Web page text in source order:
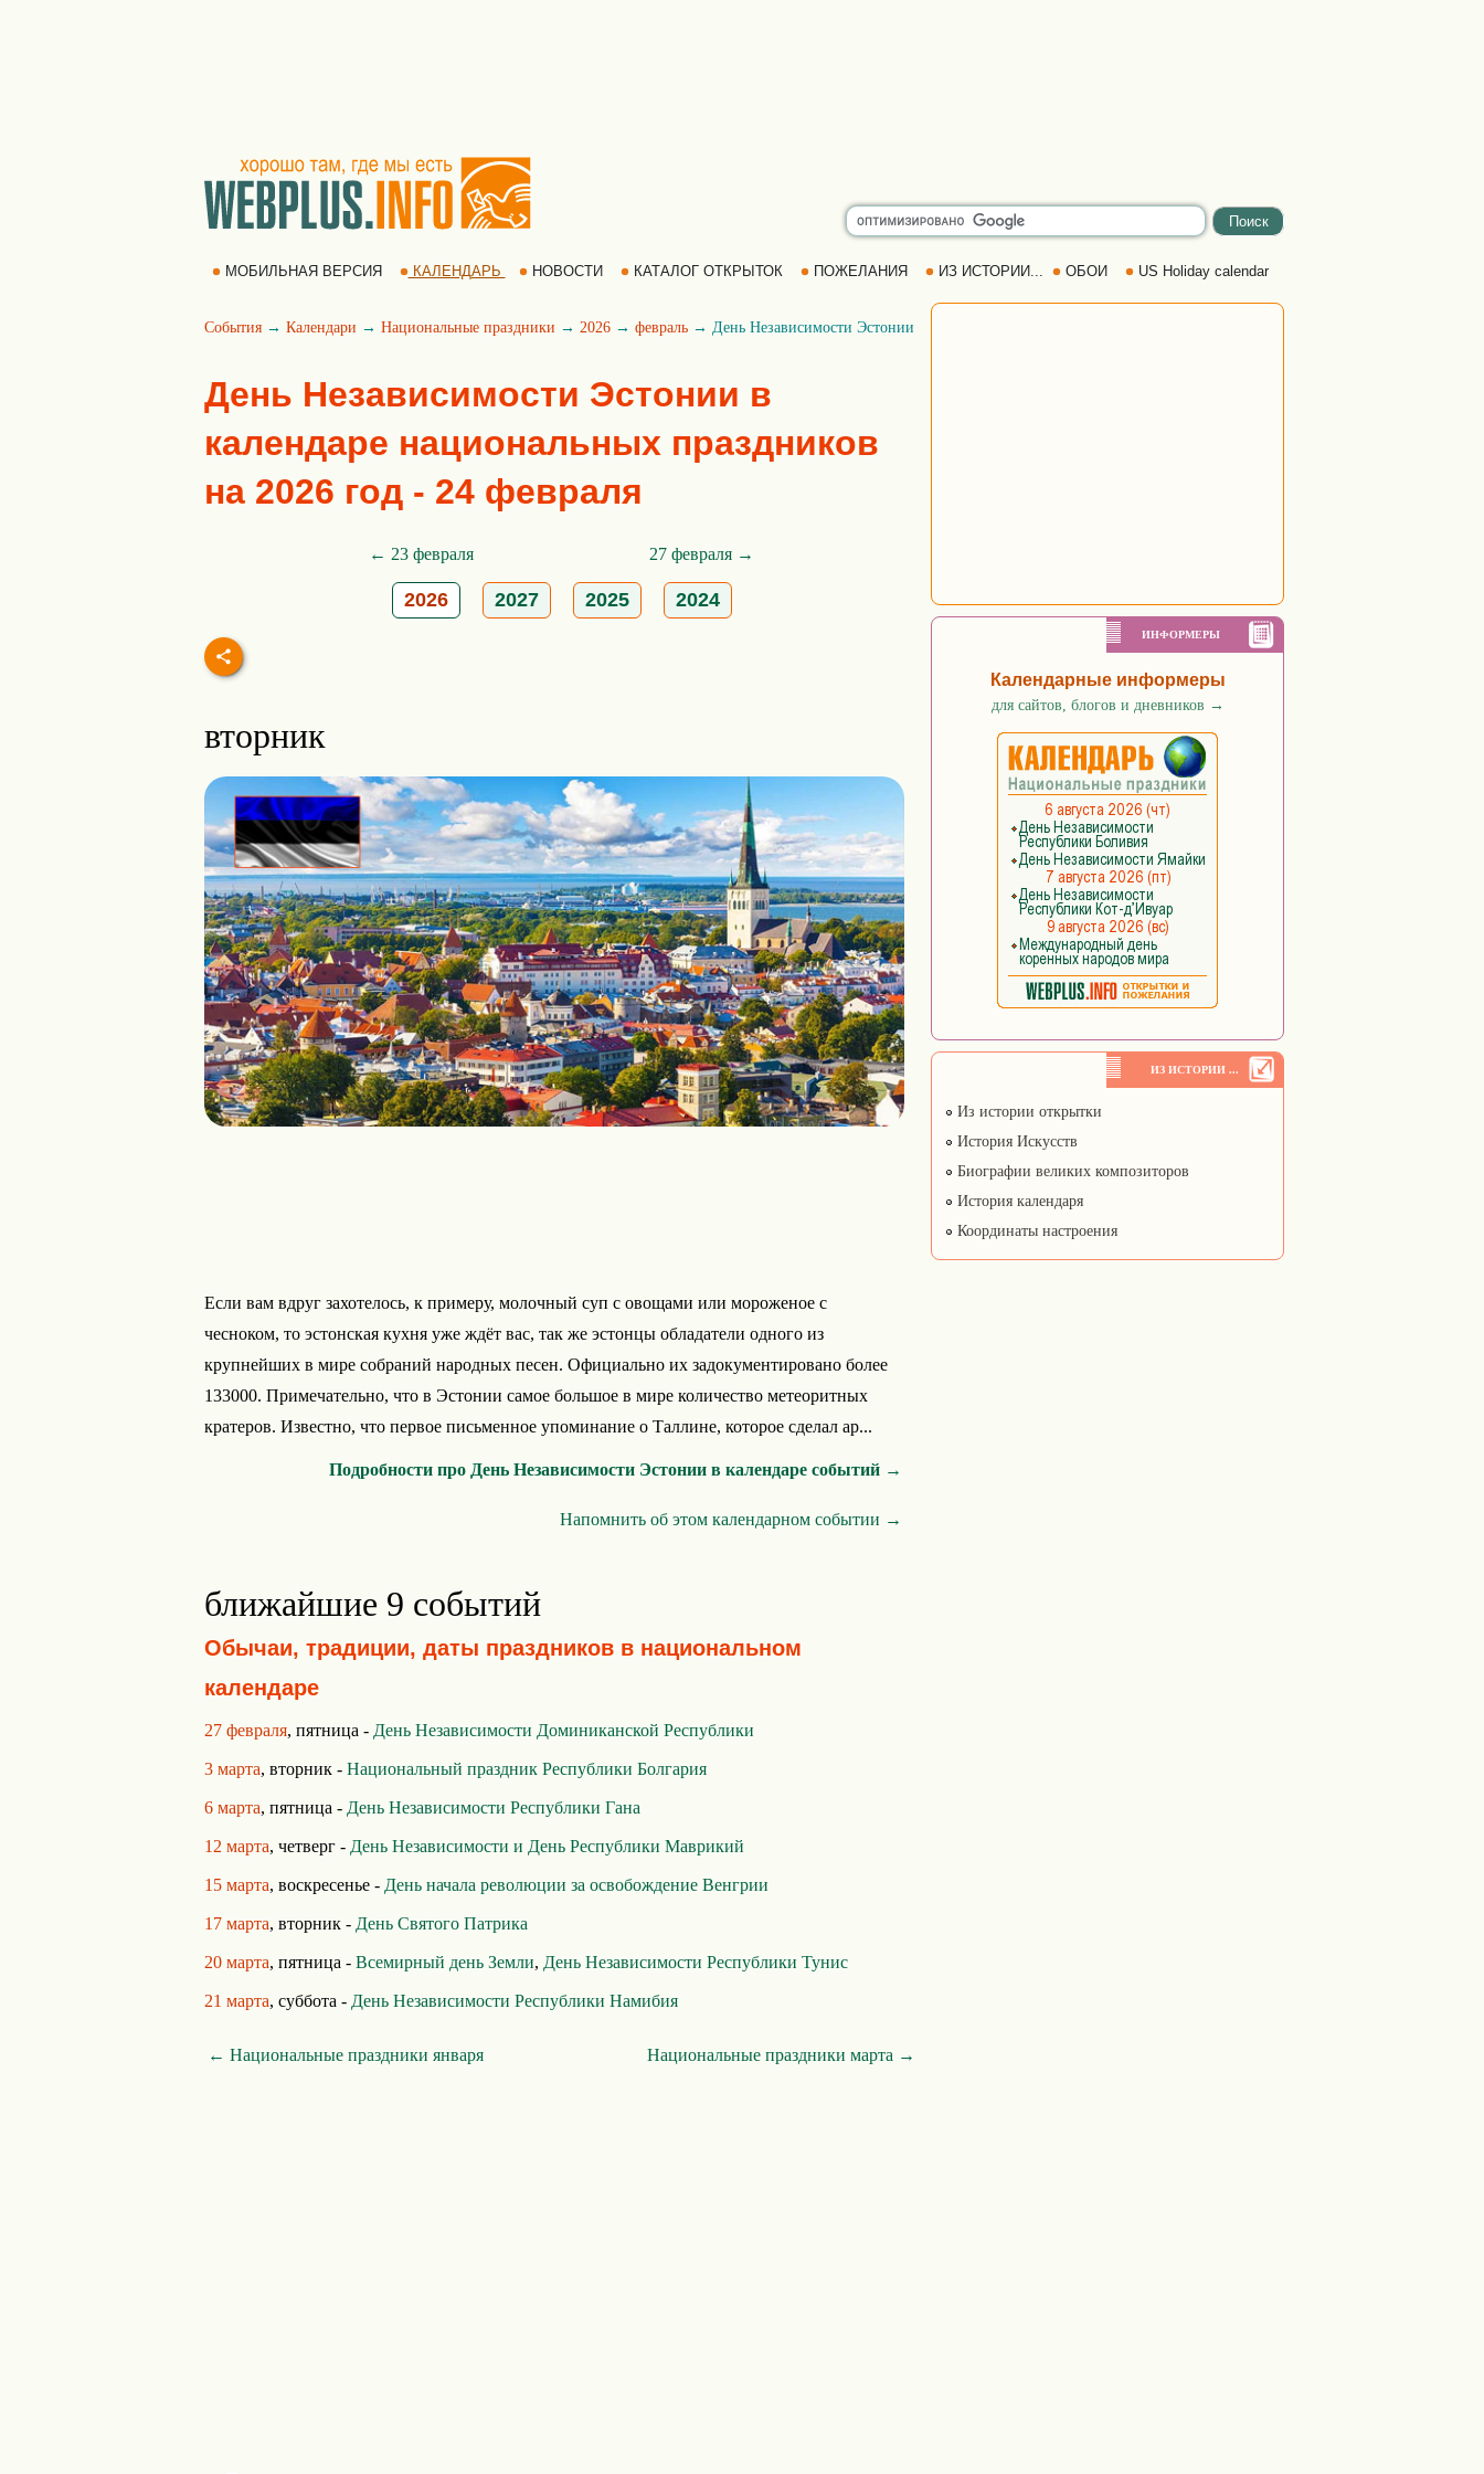
МОБИЛЬНАЯ ВЕРСИЯ КАЛЕНДАРЬ НОВОСТИ КАТАЛОГ ОТКРЫТОК ПОЖЕЛАНИЯ ИЗ ИСТОРИИ... ОБОИ US Holiday calendar
События → Календари → Национальные праздники → 2026 → февраль → День Независимости Эстонии
День Независимости Эстонии в
календаре национальных праздников
на 2026 год - 24 февраля
← 23 февраля 27 февраля →
2026 2027 2025 2024
вторник
Если вам вдруг захотелось, к примеру, молочный суп с овощами или мороженое с
чесноком, то эстонская кухня уже ждёт вас, так же эстонцы обладатели одного из
крупнейших в мире собраний народных песен. Официально их задокументировано более
133000. Примечательно, что в Эстонии самое большое в мире количество метеоритных
кратеров. Известно, что первое письменное упоминание о Таллине, которое сделал ар...
Подробности про День Независимости Эстонии в календаре событий →
Напомнить об этом календарном событии →
ближайшие 9 событий
Обычаи, традиции, даты праздников в национальном
календаре
27 февраля, пятница - День Независимости Доминиканской Республики
3 марта, вторник - Национальный праздник Республики Болгария
6 марта, пятница - День Независимости Республики Гана
12 марта, четверг - День Независимости и День Республики Маврикий
15 марта, воскресенье - День начала революции за освобождение Венгрии
17 марта, вторник - День Святого Патрика
20 марта, пятница - Всемирный день Земли, День Независимости Республики Тунис
21 марта, суббота - День Независимости Республики Намибия
← Национальные праздники января Национальные праздники марта →
ИНФОРМЕРЫ
Календарные информеры
для сайтов, блогов и дневников →
ИЗ ИСТОРИИ ...
Из истории открытки
История Искусств
Биографии великих композиторов
История календаря
Координаты настроения